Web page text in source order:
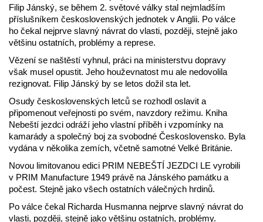
Filip Jánský, se během 2. světové války stal nejmladším
příslušníkem československých jednotek v Anglii. Po válce
ho čekal nejprve slavný návrat do vlasti, později, stejně jako
většinu ostatních, problémy a represe.
Vězení se naštěstí vyhnul, práci na ministerstvu dopravy
však musel opustit. Jeho houževnatost mu ale nedovolila
rezignovat. Filip Jánský by se letos dožil sta let.
Osudy československých letců se rozhodl oslavit a
připomenout veřejnosti po svém, navzdory režimu. Kniha
Nebeští jezdci odráží jeho vlastní příběh i vzpomínky na
kamarády a společný boj za svobodné Československo. Byla
vydána v několika zemích, včetně samotné Velké Británie.
Novou limitovanou edici PRIM NEBEŠTÍ JEZDCI LE vyrobili
v PRIM Manufacture 1949 právě na Jánského památku a
počest. Stejně jako všech ostatních válečných hrdinů.
Po válce čekal Richarda Husmanna nejprve slavný návrat do
vlasti, později, stejně jako většinu ostatních, problémy.